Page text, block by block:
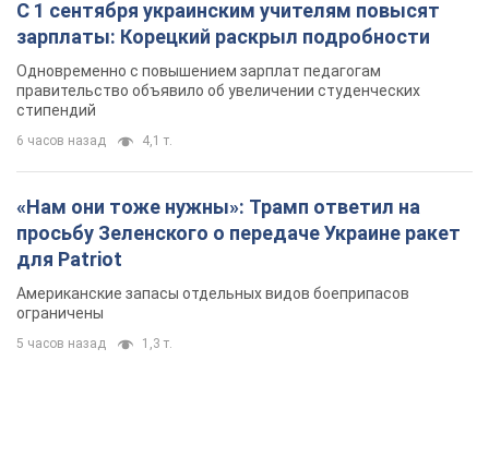
Американские запасы отдельных видов боеприпасов
ограничены